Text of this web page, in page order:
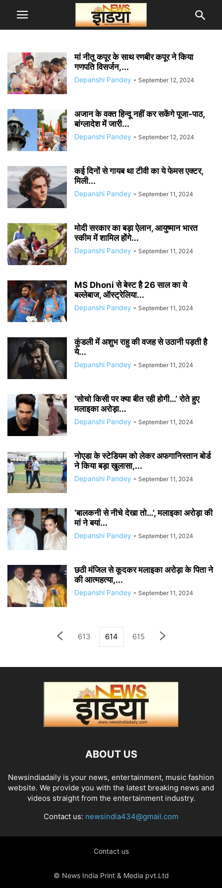
मां नीतू कपूर के साथ रणबीर कपूर ने किया
गणपति विसर्जन,...
Depanshi Pandey - September 12, 2024
अजान के वक्त हिन्दू नहीं कर सकेंगे पूजा-पाठ,
बांग्लादेश में जारी...
Depanshi Pandey - September 12, 2024
कई दिनों से गायब था टीवी का ये फेमस एक्टर,
मिली...
Depanshi Pandey - September 11, 2024
मोदी सरकार का बड़ा ऐलान, आयुष्मान भारत
स्कीम में शामिल होंगे...
Depanshi Pandey - September 11, 2024
MS Dhoni से बेस्ट है 26 साल का ये
बल्लेबाज, ऑस्ट्रेलिया...
Depanshi Pandey - September 11, 2024
कुंडली में अशुभ राहु की वजह से उठानी पड़ती है
ये...
Depanshi Pandey - September 11, 2024
‘सोचो किसी पर क्या बीत रही होगी…’ रोते हुए
मलाइका अरोड़ा...
Depanshi Pandey - September 11, 2024
नोएडा के स्टेडियम को लेकर अफगानिस्तान बोर्ड
ने किया बड़ा खुलासा,...
Depanshi Pandey - September 11, 2024
‘बालकनी से नीचे देखा तो…’, मलाइका अरोड़ा की
मां ने बयां...
Depanshi Pandey - September 11, 2024
छठी मंजिल से कूदकर मलाइका अरोड़ा के पिता ने
की आत्महत्या,...
Depanshi Pandey - September 11, 2024
613 614 615
ABOUT US
Newsindiadaily is your news, entertainment, music fashion
website. We provide you with the latest breaking news and
videos straight from the entertainment industry.
Contact us: newsindia434@gmail.com
Contact us
© News India Print & Media pvt.Ltd